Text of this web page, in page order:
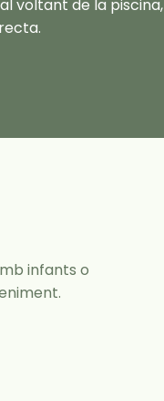
voltant de la piscina,
infants o